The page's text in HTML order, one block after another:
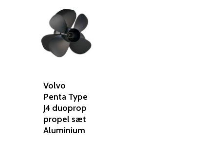
Volvo
Penta Type
J4 duoprop
propel sæt
Aluminium